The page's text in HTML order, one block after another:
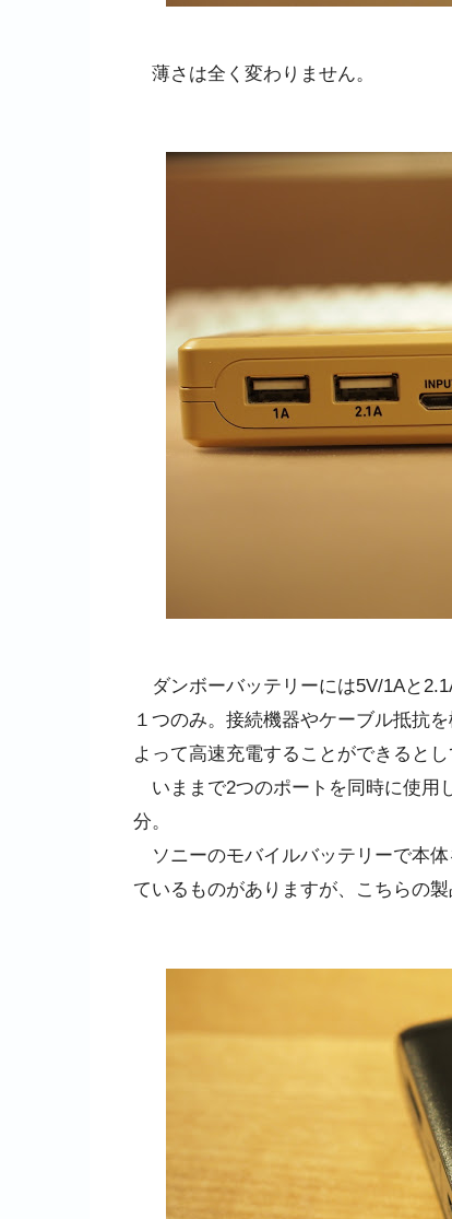
薄さは全く変わりません。
ダンボーバッテリーには5V/1Aと
１つのみ。接続機器やケーブル抵抗
よって高速充電することができると
いままで2つのポートを同時に使用
分。
ソニーのモバイルバッテリーで本
ているものがありますが、こちらの